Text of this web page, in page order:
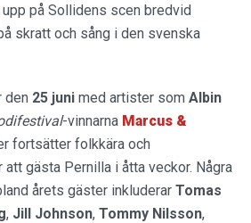
på Sollidens scen bredvid
skratt och sång i den svenska
den 25 juni med artister som Albin
-vinnarna Marcus &
fortsätter folkkära och
gästa Pernilla i åtta veckor. Några
årets gäster inkluderar Tomas
, Jill Johnson, Tommy Nilsson,